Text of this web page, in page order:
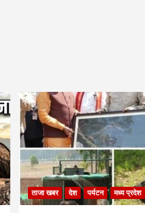
ताजा खबर देश पर्यटन मध्य प्रदेश